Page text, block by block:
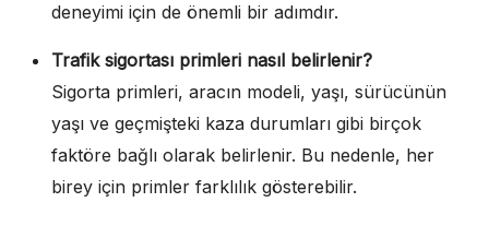
deneyimi için de önemli bir adımdır.
Trafik sigortası primleri nasıl belirlenir?
Sigorta primleri, aracın modeli, yaşı, sürücünün
yaşı ve geçmişteki kaza durumları gibi birçok
faktöre bağlı olarak belirlenir. Bu nedenle, her
birey için primler farklılık gösterebilir.